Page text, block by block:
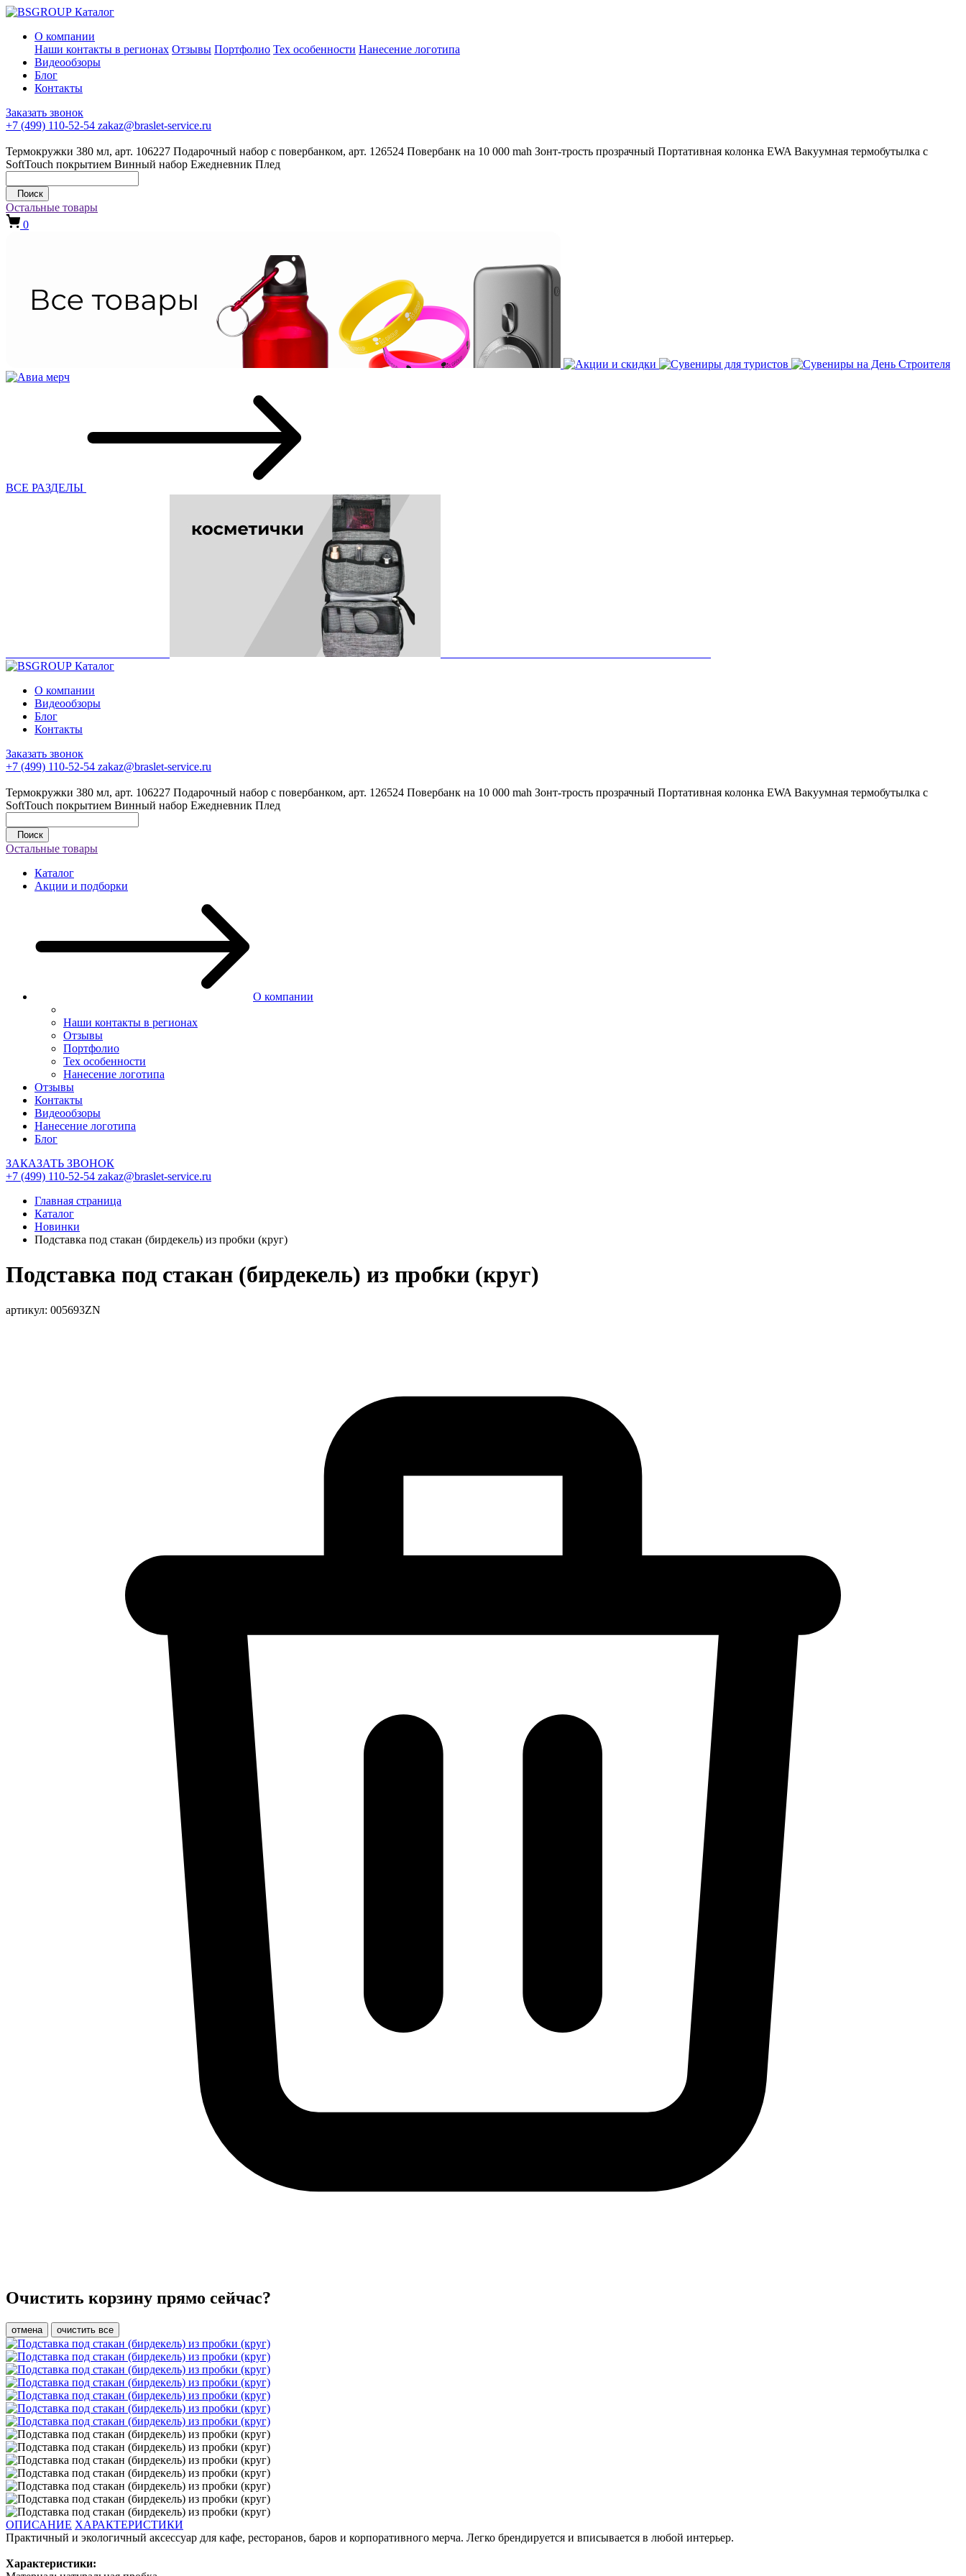
Каталог
О компании
Наши контакты в регионах Отзывы Портфолио Тех особенности Нанесение логотипа
Видеообзоры
Блог
Контакты
Заказать звонок
+7 (499) 110-52-54 zakaz@braslet-service.ru
Термокружки 380 мл, арт. 106227 Подарочный набор с повербанком, арт. 126524 Повербанк на 10 000 mah Зонт-трость прозрачный Портативная колонка EWA Вакуумная термобутылка с
SoftTouch покрытием Винный набор Ежедневник Плед
Поиск
Остальные товары
0
ВСЕ РАЗДЕЛЫ
Каталог
О компании
Видеообзоры
Блог
Контакты
Заказать звонок
+7 (499) 110-52-54 zakaz@braslet-service.ru
Термокружки 380 мл, арт. 106227 Подарочный набор с повербанком, арт. 126524 Повербанк на 10 000 mah Зонт-трость прозрачный Портативная колонка EWA Вакуумная термобутылка с
SoftTouch покрытием Винный набор Ежедневник Плед
Поиск
Остальные товары
Каталог
Акции и подборки
О компании
Наши контакты в регионах
Отзывы
Портфолио
Тех особенности
Нанесение логотипа
Отзывы
Контакты
Видеообзоры
Нанесение логотипа
Блог
ЗАКАЗАТЬ ЗВОНОК
+7 (499) 110-52-54 zakaz@braslet-service.ru
Главная страница
Каталог
Новинки
Подставка под стакан (бирдекель) из пробки (круг)
Подставка под стакан (бирдекель) из пробки (круг)
артикул: 005693ZN
Очистить корзину прямо сейчас?
отмена очистить все
ОПИСАНИЕ ХАРАКТЕРИСТИКИ
Практичный и экологичный аксессуар для кафе, ресторанов, баров и корпоративного мерча. Легко брендируется и вписывается в любой интерьер.
Характеристики: